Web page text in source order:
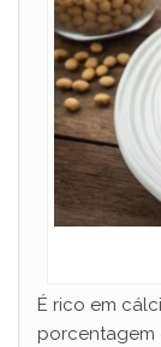
É rico em
porcentagem